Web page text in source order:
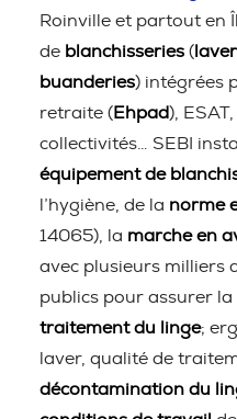
Roinville et partout en
de blanchisseries (
buanderies) intégrées
retraite (Ehpad),
collectivités… SEBI
équipement de
l’hygiène, de la norme
14065), la marche en
avec plusieurs milliers
publics pour assurer
traitement du linge;
laver, qualité de
décontamination du